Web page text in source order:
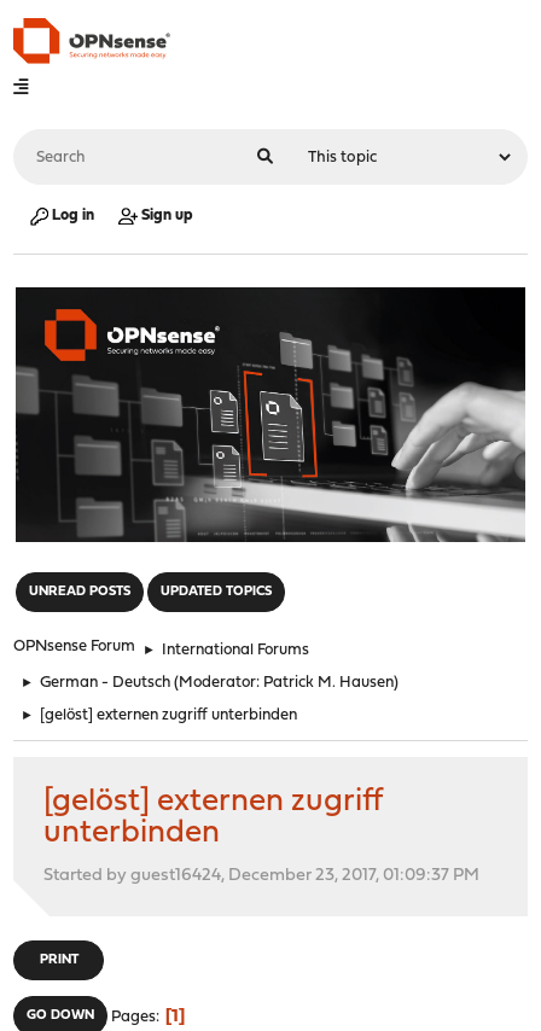
Log in Sign up
UNREAD POSTS UPDATED TOPICS
OPNsense Forum ► International Forums
► German - Deutsch (Moderator: Patrick M. Hausen)
► [gelöst] externen zugriff unterbinden
[gelöst] externen zugriff
unterbinden
Started by guest16424, December 23, 2017, 01:09:37 PM
PRINT
GO DOWN Pages 1